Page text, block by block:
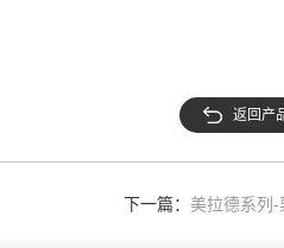
返回产
下一篇： 美拉德系列-